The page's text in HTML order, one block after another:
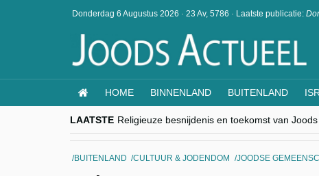
Donderdag 6 Augustus 2026 · 23 Av, 5786 · Laatste publicatie:
HOME BINNENLAND BUITENLAND
LAATSTE Religieuze besnijdenis en toekomst van
“Besnijdenisdebat toont hoe moeilijk
CITYTRIP | ROEMENIË – Boekarest: de
“Vandaag zit elke Jood in België op de
BUITENLAND CULTUUR & JODENDOM JOODSE